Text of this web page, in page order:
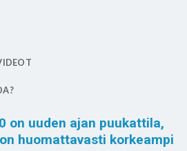
on uuden ajan puukattila,
huomattavasti korkeampi